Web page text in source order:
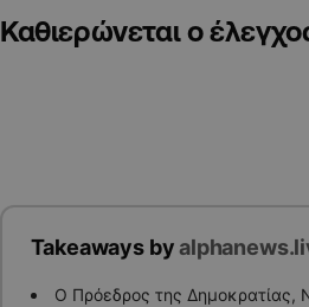
Καθιερώνεται ο
Takeaways by
Ο Πρόεδρος της Δημοκρατίας,